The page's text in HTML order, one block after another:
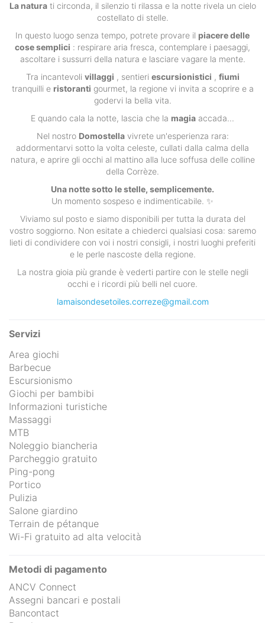
La naturati circonda, il silenzio ti rilassa e la notte rivela un cielo
costellato di stelle.
In questo luogo senza tempo, potrete provare il piacere delle
cose semplici : respirare aria fresca, contemplare i paesaggi,
ascoltare i sussurri della natura e lasciare vagare la mente.
Tra incantevoli villaggi , sentieri escursionistici , fiumi
tranquilli e ristoranti gourmet, la regione vi invita a scoprire e a
godervi la bella vita.
E quando cala la notte, lascia che la magia accada...
Nel nostro Domostellavivrete un'esperienza rara:
addormentarvi sotto la volta celeste, cullati dalla calma della
natura, e aprire gli occhi al mattino alla luce soffusa delle colline
della Corrèze.
Una notte sotto le stelle, semplicemente.
Un momento sospeso e indimenticabile. ✨
Viviamo sul posto e siamo disponibili per tutta la durata del
vostro soggiorno. Non esitate a chiederci qualsiasi cosa: saremo
lieti di condividere con voi i nostri consigli, i nostri luoghi preferiti
e le perle nascoste della regione.
La nostra gioia più grande è vederti partire con le stelle negli
occhi e i ricordi più belli nel cuore.
lamaisondesetoiles.correze@gmail.com
Servizi
Area giochi
Barbecue
Escursionismo
Giochi per bambibi
Informazioni turistiche
Massaggi
MTB
Noleggio biancheria
Parcheggio gratuito
Ping-pong
Portico
Pulizia
Salone giardino
Terrain de pétanque
Wi-Fi gratuito ad alta velocità
Metodi di pagamento
ANCV Connect
Assegni bancari e postali
Bancontact